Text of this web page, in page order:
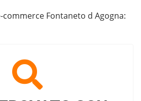
commerce Fontaneto d Agogna: